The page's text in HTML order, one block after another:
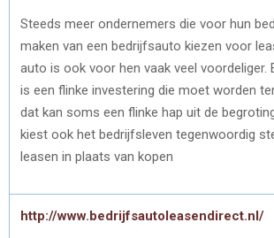
Steeds meer ondernemers die voor hun
maken van een bedrijfsauto kiezen voor
auto is ook voor hen vaak veel voordeliger.
is een flinke investering die moet worden
dat kan soms een flinke hap uit de
kiest ook het bedrijfsleven tegenwoordig
leasen in plaats van kopen
http://www.bedrijfsautoleasendirect.nl/